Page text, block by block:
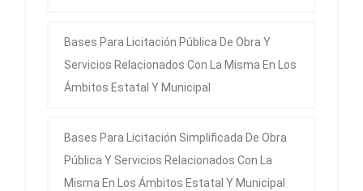
Bases Para Licitación Pública De Obra Y
Servicios Relacionados Con La Misma En Los
Ámbitos Estatal Y Municipal
Bases Para Licitación Simplificada De Obra
Pública Y Servicios Relacionados Con La
Misma En Los Ámbitos Estatal Y Municipal